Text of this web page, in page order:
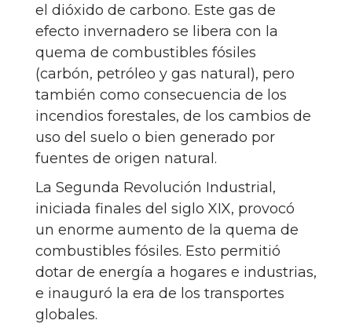
el dióxido de carbono. Este gas de
efecto invernadero se libera con la
quema de combustibles fósiles
(carbón, petróleo y gas natural), pero
también como consecuencia de los
incendios forestales, de los cambios de
uso del suelo o bien generado por
fuentes de origen natural.
La Segunda Revolución Industrial,
iniciada finales del siglo XIX, provocó
un enorme aumento de la quema de
combustibles fósiles. Esto permitió
dotar de energía a hogares e industrias,
e inauguró la era de los transportes
globales.